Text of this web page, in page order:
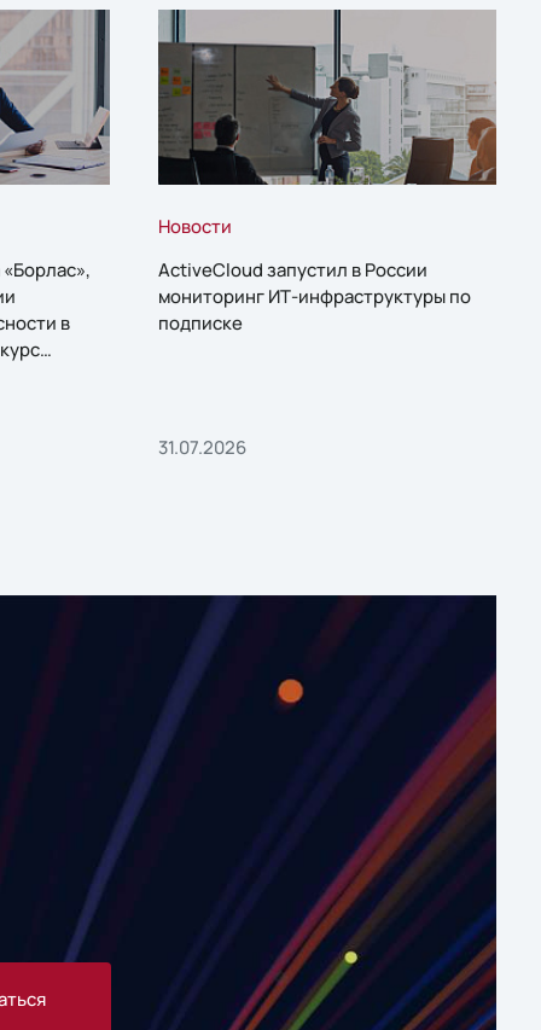
в
Новости
ActiveCloud запустил в России
мониторинг ИТ-инфраструктуры по
подписке
31.07.2026